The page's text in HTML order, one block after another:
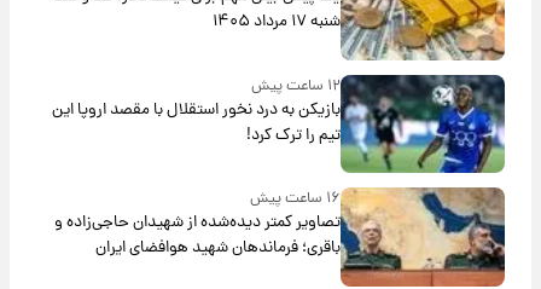
شنبه ۱۷ مرداد ۱۴۰۵
۱۲ ساعت پیش
بازیکن به درد نخور استقلال با مقصد اروپا این
تیم را ترک کرد!
۱۶ ساعت پیش
تصاویر کمتر دیده‌شده از شهیدان حاجی‌زاده و
باقری؛ فرماندهان شهید هوافضای ایران